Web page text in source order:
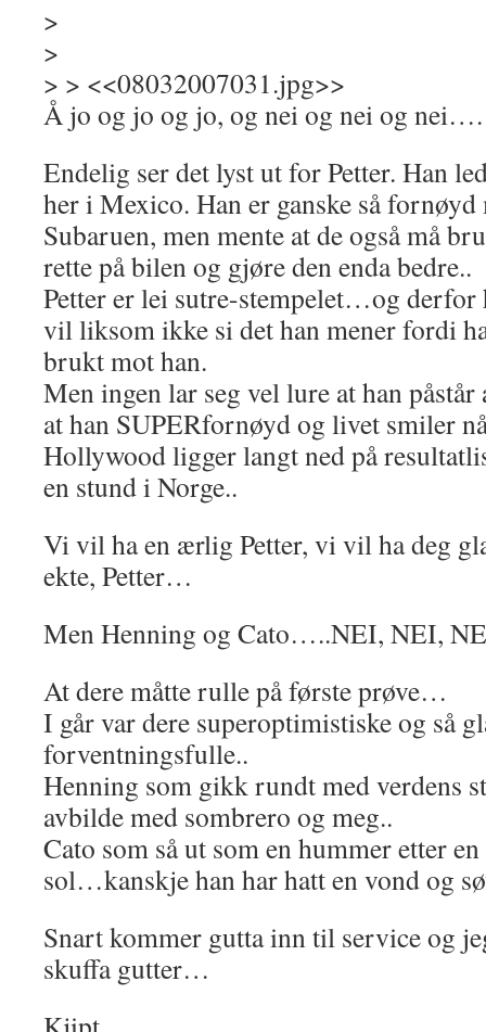
>
>
> > <<08032007031.jpg>>
Å jo og jo og jo, og nei og nei og nei….
Endelig ser det lyst ut for Petter. Han
her i Mexico. Han er ganske så fornøyd
Subaruen, men mente at de også må
rette på bilen og gjøre den enda bedre..
Petter er lei sutre-stempelet…og derfor
vil liksom ikke si det han mener fordi
brukt mot han.
Men ingen lar seg vel lure at han
at han SUPERfornøyd og livet smiler
Hollywood ligger langt ned på
en stund i Norge..
Vi vil ha en ærlig Petter, vi vil ha deg
ekte, Petter…
Men Henning og Cato…..NEI, NEI,
At dere måtte rulle på første prøve…
I går var dere superoptimistiske og så
forventningsfulle..
Henning som gikk rundt med verdens
avbilde med sombrero og meg..
Cato som så ut som en hummer etter
sol…kanskje han har hatt en vond og
Snart kommer gutta inn til service og
skuffa gutter…